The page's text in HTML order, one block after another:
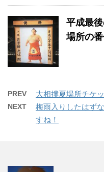
平成最
場所の
PREV 大相撲夏場所チケ
NEXT
梅雨入りしたはず
すね！